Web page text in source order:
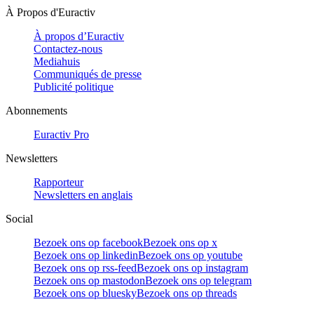
À Propos d'Euractiv
À propos d’Euractiv
Contactez-nous
Mediahuis
Communiqués de presse
Publicité politique
Abonnements
Euractiv Pro
Newsletters
Rapporteur
Newsletters en anglais
Social
Bezoek ons op facebookBezoek ons op x
Bezoek ons op linkedinBezoek ons op youtube
Bezoek ons op rss-feedBezoek ons op instagram
Bezoek ons op mastodonBezoek ons op telegram
Bezoek ons op blueskyBezoek ons op threads